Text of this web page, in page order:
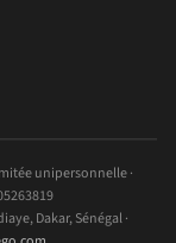
unipersonnelle ·
Dakar, Sénégal ·